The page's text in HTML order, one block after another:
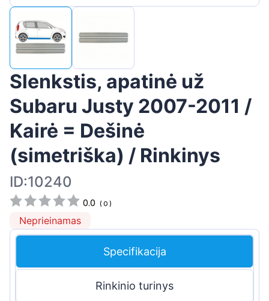
Slenkstis, apatinė už
Subaru Justy 2007-2011 /
Kairė = Dešinė
(simetriška) / Rinkinys
ID:10240
0.0 (0 )
Neprieinamas
Specifikacija
Rinkinio turinys